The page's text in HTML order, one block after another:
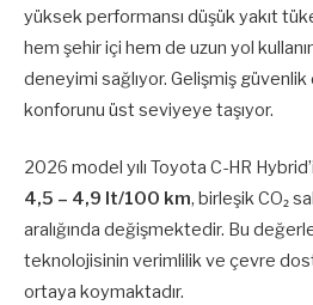
yüksek performansı düşük yakıt
hem şehir içi hem de uzun yol
deneyimi sağlıyor. Gelişmiş güvenlik
konforunu üst seviyeye taşıyor.
2026 model yılı Toyota C-HR
4,5 – 4,9 lt/100 km, birleşik CO₂
aralığında değişmektedir. Bu
teknolojisinin verimlilik ve çevre
ortaya koymaktadır.